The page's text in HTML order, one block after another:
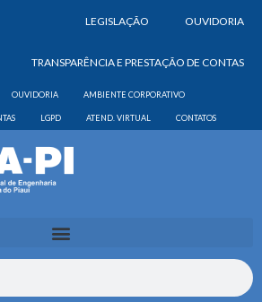
LEGISLAÇÃO OUVIDORIA
TRANSPARÊNCIA E PRESTAÇÃO DE CONTAS
OUVIDORIA AMBIENTE CORPORATIVO
LGPD ATEND. VIRTUAL CONTATOS